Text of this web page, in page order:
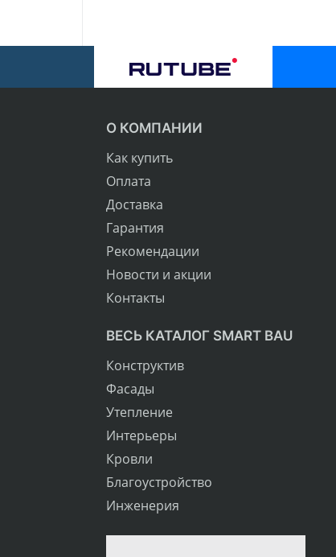
О КОМПАНИИ
Как купить
Оплата
Доставка
Гарантия
Рекомендации
Новости и акции
Контакты
ВЕСЬ КАТАЛОГ SMART BAU
Конструктив
Фасады
Утепление
Интерьеры
Кровли
Благоустройство
Инженерия